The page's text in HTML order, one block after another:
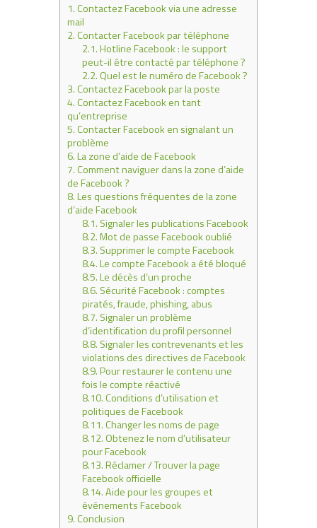
1.Contactez Facebook via une adresse
mail
2.Contacter Facebook par téléphone
2.1.Hotline Facebook : le support
peut-il être contacté par téléphone ?
2.2.Quel est le numéro de Facebook ?
3.Contactez Facebook par la poste
4.Contactez Facebook en tant
qu’entreprise
5.Contacter Facebook en signalant un
problème
6.La zone d’aide de Facebook
7.Comment naviguer dans la zone d’aide
de Facebook ?
8.Les questions fréquentes de la zone
d’aide Facebook
8.1. Signaler les publications Facebook
8.2.Mot de passe Facebook oublié
8.3. Supprimer le compte Facebook
8.4.Le compte Facebook a été bloqué
8.5.Le décès d’un proche
8.6. Sécurité Facebook : comptes
piratés, fraude, phishing, abus
8.7. Signaler un problème
d’identification du profil personnel
8.8. Signaler les contrevenants et les
violations des directives de Facebook
8.9.Pour restaurer le contenu une
fois le compte réactivé
8.10.Conditions d’utilisation et
politiques de Facebook
8.11.Changer les noms de page
8.12.Obtenez le nom d’utilisateur
pour Facebook
8.13.Réclamer / Trouver la page
Facebook officielle
8.14.Aide pour les groupes et
événements Facebook
9.Conclusion